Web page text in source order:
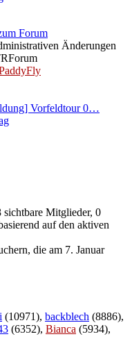
Forum
Änderungen
Vorfeldtour 0…
sichtbare Mitglieder, 0
auf den aktiven
die am 7. Januar
(10971), backblech (8886),
(6352), Bianca (5934),